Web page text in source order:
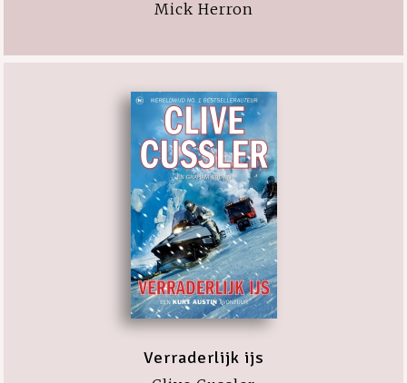
Mick Herron
Verraderlijk ijs